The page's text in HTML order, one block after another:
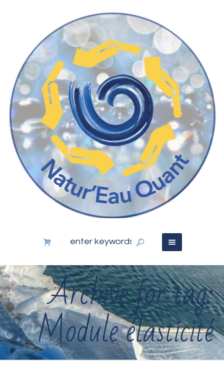
Archive for tag:
Module élasticité